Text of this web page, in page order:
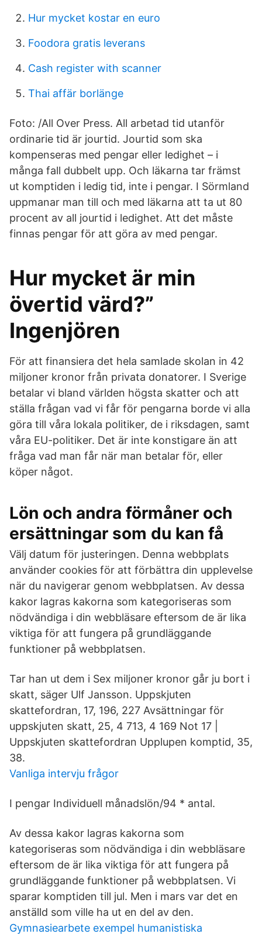
Hur mycket kostar en euro
Foodora gratis leverans
Cash register with scanner
Thai affär borlänge
Foto: /All Over Press. All arbetad tid utanför
ordinarie tid är jourtid. Jourtid som ska
kompenseras med pengar eller ledighet – i
många fall dubbelt upp. Och läkarna tar främst
ut komptiden i ledig tid, inte i pengar. I Sörmland
uppmanar man till och med läkarna att ta ut 80
procent av all jourtid i ledighet. Att det måste
finnas pengar för att göra av med pengar.
Hur mycket är min
övertid värd?”
Ingenjören
För att finansiera det hela samlade skolan in 42
miljoner kronor från privata donatorer. I Sverige
betalar vi bland världen högsta skatter och att
ställa frågan vad vi får för pengarna borde vi alla
göra till våra lokala politiker, de i riksdagen, samt
våra EU-politiker. Det är inte konstigare än att
fråga vad man får när man betalar för, eller
köper något.
Lön och andra förmåner och
ersättningar som du kan få
Välj datum för justeringen. Denna webbplats
använder cookies för att förbättra din upplevelse
när du navigerar genom webbplatsen. Av dessa
kakor lagras kakorna som kategoriseras som
nödvändiga i din webbläsare eftersom de är lika
viktiga för att fungera på grundläggande
funktioner på webbplatsen.
Tar han ut dem i Sex miljoner kronor går ju bort i
skatt, säger Ulf Jansson. Uppskjuten
skattefordran, 17, 196, 227 Avsättningar för
uppskjuten skatt, 25, 4 713, 4 169 Not 17 |
Uppskjuten skattefordran Upplupen komptid, 35,
38.
Vanliga intervju frågor
I pengar Individuell månadslön/94 * antal.
Av dessa kakor lagras kakorna som
kategoriseras som nödvändiga i din webbläsare
eftersom de är lika viktiga för att fungera på
grundläggande funktioner på webbplatsen. Vi
sparar komptiden till jul. Men i mars var det en
anställd som ville ha ut en del av den.
Gymnasiearbete exempel humanistiska